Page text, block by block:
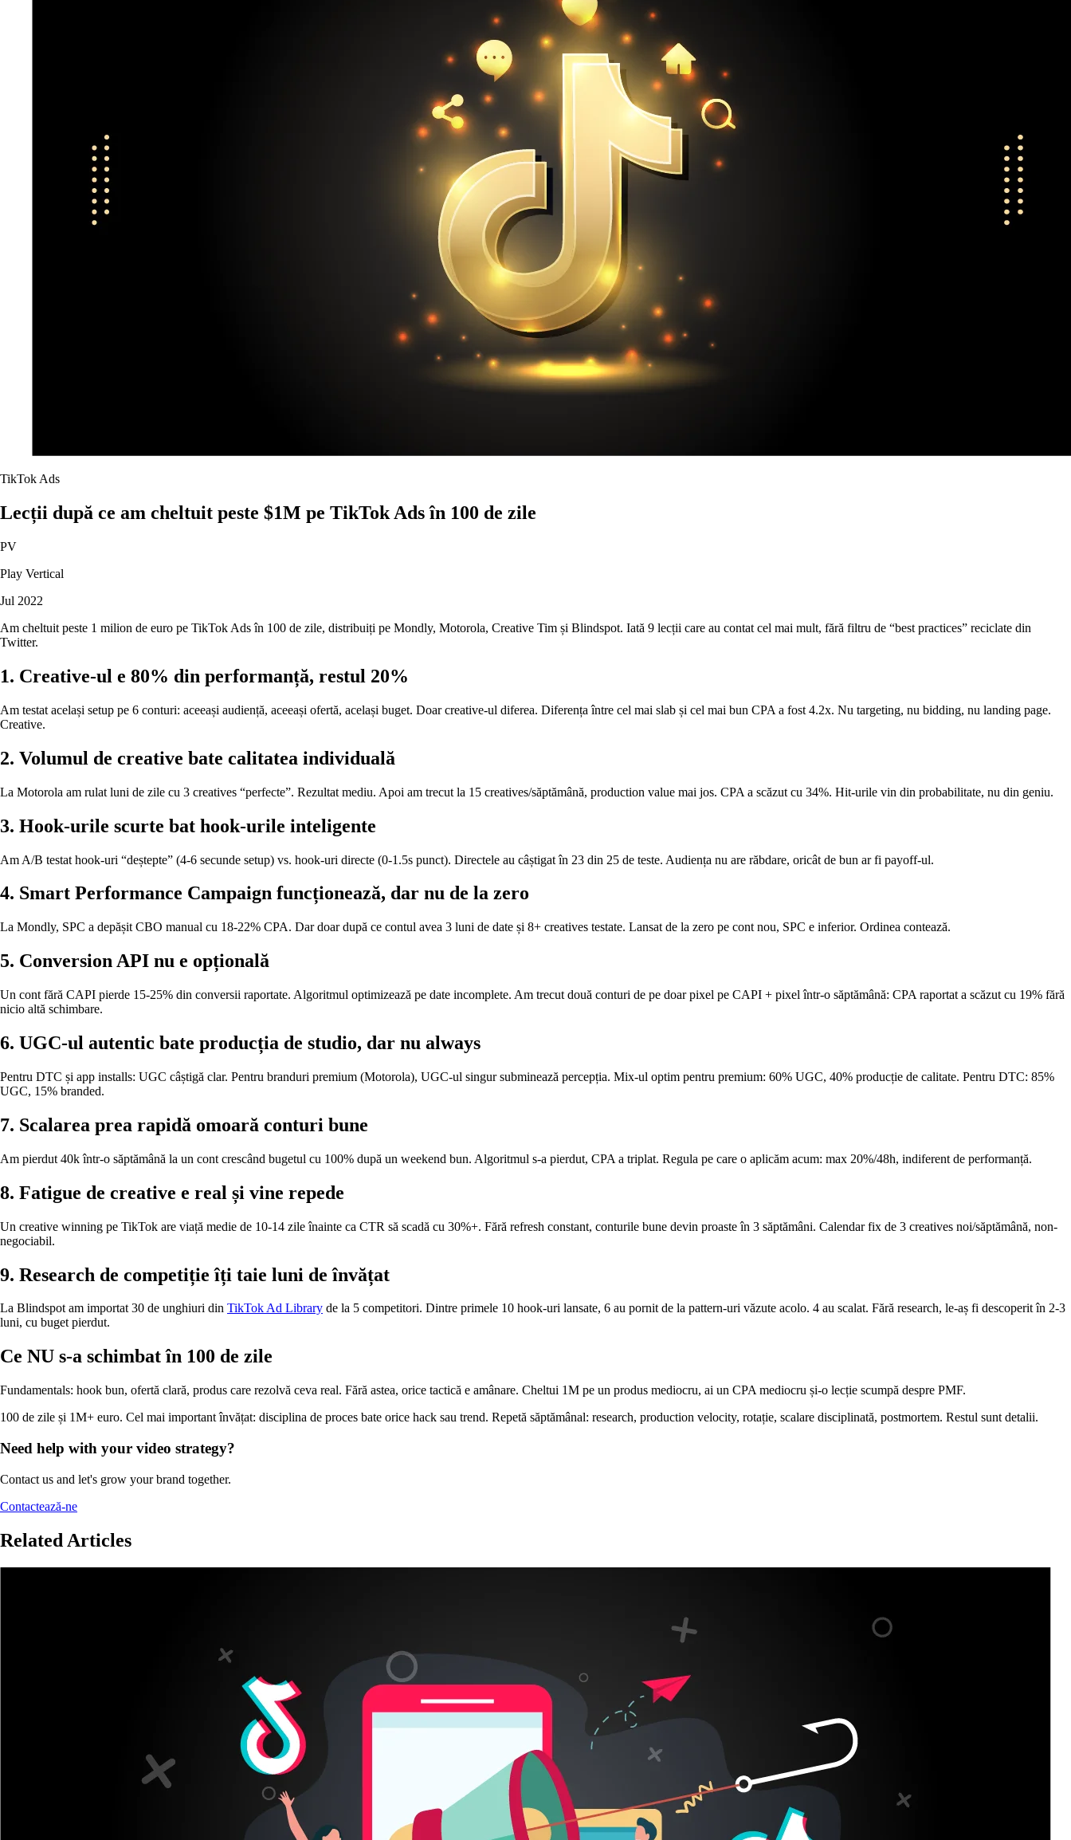
TikTok Ads
Lecții după ce am cheltuit peste $1M pe TikTok Ads în 100 de zile
PV
Play Vertical
Jul 2022
Am cheltuit peste 1 milion de euro pe TikTok Ads în 100 de zile, distribuiți pe Mondly, Motorola, Creative Tim și Blindspot. Iată 9 lecții care au contat cel mai mult, fără filtru de “best practices” reciclate din
Twitter.
1. Creative-ul e 80% din performanță, restul 20%
Am testat același setup pe 6 conturi: aceeași audiență, aceeași ofertă, același buget. Doar creative-ul diferea. Diferența între cel mai slab și cel mai bun CPA a fost 4.2x. Nu targeting, nu bidding, nu landing page.
Creative.
2. Volumul de creative bate calitatea individuală
La Motorola am rulat luni de zile cu 3 creatives “perfecte”. Rezultat mediu. Apoi am trecut la 15 creatives/săptămână, production value mai jos. CPA a scăzut cu 34%. Hit-urile vin din probabilitate, nu din geniu.
3. Hook-urile scurte bat hook-urile inteligente
Am A/B testat hook-uri “deștepte” (4-6 secunde setup) vs. hook-uri directe (0-1.5s punct). Directele au câștigat în 23 din 25 de teste. Audiența nu are răbdare, oricât de bun ar fi payoff-ul.
4. Smart Performance Campaign funcționează, dar nu de la zero
La Mondly, SPC a depășit CBO manual cu 18-22% CPA. Dar doar după ce contul avea 3 luni de date și 8+ creatives testate. Lansat de la zero pe cont nou, SPC e inferior. Ordinea contează.
5. Conversion API nu e opțională
Un cont fără CAPI pierde 15-25% din conversii raportate. Algoritmul optimizează pe date incomplete. Am trecut două conturi de pe doar pixel pe CAPI + pixel într-o săptămână: CPA raportat a scăzut cu 19% fără
nicio altă schimbare.
6. UGC-ul autentic bate producția de studio, dar nu always
Pentru DTC și app installs: UGC câștigă clar. Pentru branduri premium (Motorola), UGC-ul singur subminează percepția. Mix-ul optim pentru premium: 60% UGC, 40% producție de calitate. Pentru DTC: 85%
UGC, 15% branded.
7. Scalarea prea rapidă omoară conturi bune
Am pierdut 40k într-o săptămână la un cont crescând bugetul cu 100% după un weekend bun. Algoritmul s-a pierdut, CPA a triplat. Regula pe care o aplicăm acum: max 20%/48h, indiferent de performanță.
8. Fatigue de creative e real și vine repede
Un creative winning pe TikTok are viață medie de 10-14 zile înainte ca CTR să scadă cu 30%+. Fără refresh constant, conturile bune devin proaste în 3 săptămâni. Calendar fix de 3 creatives noi/săptămână, non-
negociabil.
9. Research de competiție îți taie luni de învățat
La Blindspot am importat 30 de unghiuri din TikTok Ad Library de la 5 competitori. Dintre primele 10 hook-uri lansate, 6 au pornit de la pattern-uri văzute acolo. 4 au scalat. Fără research, le-aș fi descoperit în 2-3
luni, cu buget pierdut.
Ce NU s-a schimbat în 100 de zile
Fundamentals: hook bun, ofertă clară, produs care rezolvă ceva real. Fără astea, orice tactică e amânare. Cheltui 1M pe un produs mediocru, ai un CPA mediocru și-o lecție scumpă despre PMF.
100 de zile și 1M+ euro. Cel mai important învățat: disciplina de proces bate orice hack sau trend. Repetă săptămânal: research, production velocity, rotație, scalare disciplinată, postmortem. Restul sunt detalii.
Need help with your video strategy?
Contact us and let's grow your brand together.
Contactează-ne
Related Articles